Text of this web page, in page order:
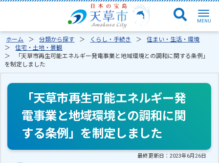
ホーム 分類から探す くらし・手続き
住まい・生活・環境
住宅・土地・景観
「天草市再生可能エネルギー発電事業と地域環境との調和に関する条例」
を制定しました
「天草市再生可能エネルギー発
電事業と地域環境との調和に関
する条例」を制定しました
最終更新日：2023年6月26日